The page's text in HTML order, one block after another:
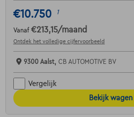
€10.750 1
Vanaf €213,15/maand
Ontdek het volledige cijfervoorbeeld
9300 Aalst, CB AUTOMOTIVE BV
Vergelijk
Bekijk wagen